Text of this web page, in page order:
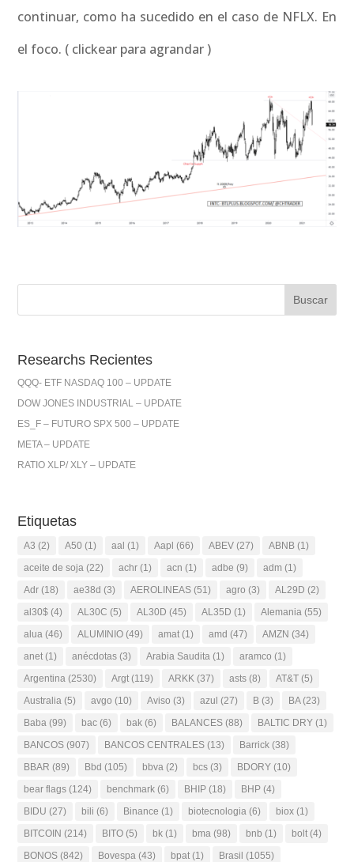
continuar, como ha sucedido en el caso de NFLX. En
el foco. ( clickear para agrandar )
Researchs Recientes
QQQ- ETF NASDAQ 100 – UPDATE
DOW JONES INDUSTRIAL – UPDATE
ES_F – FUTURO SPX 500 – UPDATE
META – UPDATE
RATIO XLP/ XLY – UPDATE
Etiquetas
A3 (2) A50 (1) aal (1) Aapl (66) ABEV (27) ABNB (1)
aceite de soja (22) achr (1) acn (1) adbe (9) adm (1)
Adr (18) ae38d (3) AEROLINEAS (51) agro (3) AL29D (2)
al30$ (4) AL30C (5) AL30D (45) AL35D (1) Alemania (55)
alua (46) ALUMINIO (49) amat (1) amd (47) AMZN (34)
anet (1) anécdotas (3) Arabia Saudita (1) aramco (1)
Argentina (2530) Argt (119) ARKK (37) asts (8) AT&T (5)
Australia (5) avgo (10) Aviso (3) azul (27) B (3) BA(23)
Baba (99) bac (6) bak (6) BALANCES (88) BALTIC DRY (1)
BANCOS (907) BANCOS CENTRALES (13) Barrick (38)
BBAR (89) Bbd (105) bbva (2) bcs (3) BDORY (10)
bear flags (124) benchmark (6) BHIP (18) BHP (4)
BIDU (27) bili (6) Binance (1) biotecnologia (6) biox (1)
BITCOIN (214) BITO (5) bk (1) bma (98) bnb (1) bolt (4)
BONOS (842) Bovespa (43) bpat (1) Brasil (1055)